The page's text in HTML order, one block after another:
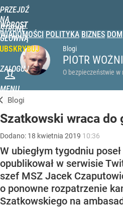
PRZEJDŹ
NA
STRONĘ
GŁÓWNĄ
WPROST
WIADOMOŚCI POLITYKA BIZNES DOM
ZALOGUJ
MENU
Blogi
PIOTR
O bezpieczeństwie
Blogi
Szatkowski wraca do
Dodano: 18 kwietnia 2019 10:36
W ubiegłym tygodniu
opublikował w serwisie
szef MSZ Jacek
o ponowne rozpatrzenie
Szatkowskiego na